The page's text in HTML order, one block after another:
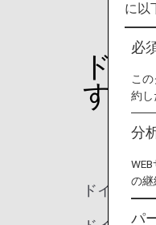
ド
す
ドイツ連
に以
必
こ
約し
分
の継
パ